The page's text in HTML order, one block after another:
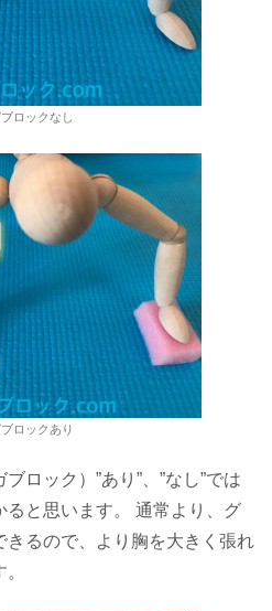
ロックなし
ロックあり
ロック）”あり”、”なし”では
ると思います。 通常より、グ
きるので、より胸を大きく張れ